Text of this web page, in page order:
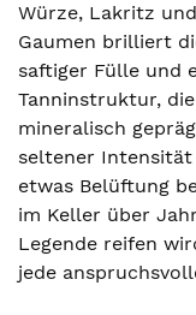
Würze, Lakritz
Gaumen brilliert
saftiger Fülle und
Tanninstruktur,
mineralisch
seltener
etwas Belüftung
im Keller über
Legende reifen
jede